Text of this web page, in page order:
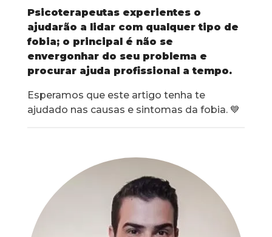
Psicoterapeutas experientes o
ajudarão a lidar com qualquer tipo de
fobia; o principal é não se
envergonhar do seu problema e
procurar ajuda profissional a tempo.
Esperamos que este artigo tenha te
ajudado nas causas e sintomas da fobia. 💙